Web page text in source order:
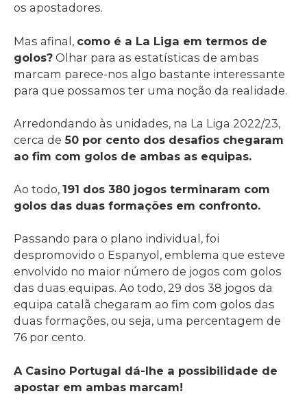
os apostadores.
Mas afinal, como é a La Liga em termos de
golos? Olhar para as estatísticas de ambas
marcam parece-nos algo bastante interessante
para que possamos ter uma noção da realidade.
Arredondando às unidades, na La Liga 2022/23,
cerca de 50 por cento dos desafios chegaram
ao fim com golos de ambas as equipas.
Ao todo, 191 dos 380 jogos terminaram com
golos das duas formações em confronto.
Passando para o plano individual, foi
despromovido o Espanyol, emblema que esteve
envolvido no maior número de jogos com golos
das duas equipas. Ao todo, 29 dos 38 jogos da
equipa catalã chegaram ao fim com golos das
duas formações, ou seja, uma percentagem de
76 por cento.
A Casino Portugal dá-lhe a possibilidade de
apostar em ambas marcam!